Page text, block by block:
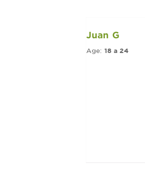
Juan G
Age: 18 a 24